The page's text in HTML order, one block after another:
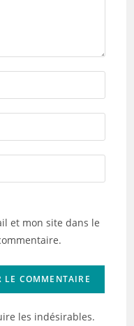
et mon site dans le
les indésirables.